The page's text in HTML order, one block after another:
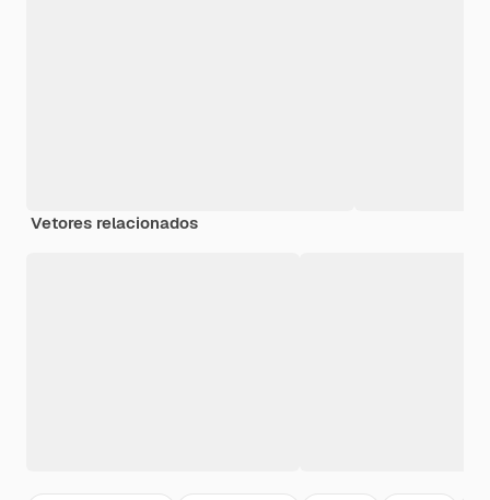
Vetores relacionados